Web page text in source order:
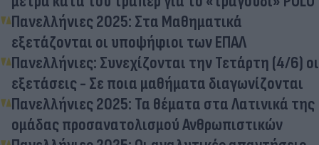
Πανελλήνιες 2025: Στα Μαθηματικά
εξετάζονται οι υποψήφιοι των ΕΠΑΛ
Πανελλήνιες: Συνεχίζονται την Τετάρτη (4/6) οι
εξετάσεις - Σε ποια μαθήματα διαγωνίζονται
Πανελλήνιες 2025: Τα θέματα στα Λατινικά της
ομάδας προσανατολισμού Ανθρωπιστικών